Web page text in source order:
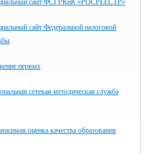
сайт ФСГРКиК «РОСРЕЕСТР»
сайт Федеральной налоговой
первых
сетевая методическая служба
оценка качества образования